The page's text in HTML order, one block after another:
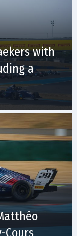
with
a
Cours